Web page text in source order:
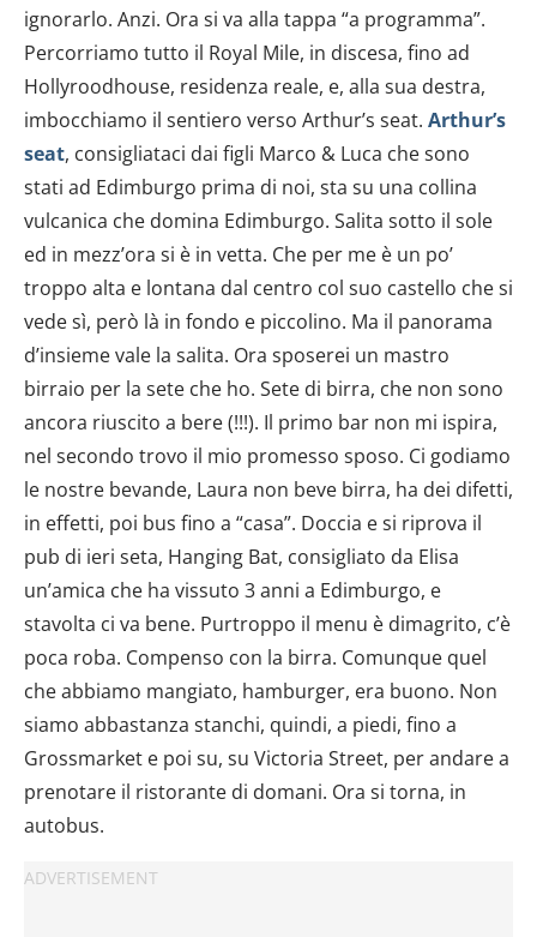
ignorarlo. Anzi. Ora si va alla tappa “a programma”.
Percorriamo tutto il Royal Mile, in discesa, fino ad
Hollyroodhouse, residenza reale, e, alla sua destra,
imbocchiamo il sentiero verso Arthur’s seat. Arthur’s
seat, consigliataci dai figli Marco & Luca che sono
stati ad Edimburgo prima di noi, sta su una collina
vulcanica che domina Edimburgo. Salita sotto il sole
ed in mezz’ora si è in vetta. Che per me è un po’
troppo alta e lontana dal centro col suo castello che si
vede sì, però là in fondo e piccolino. Ma il panorama
d’insieme vale la salita. Ora sposerei un mastro
birraio per la sete che ho. Sete di birra, che non sono
ancora riuscito a bere (!!!). Il primo bar non mi ispira,
nel secondo trovo il mio promesso sposo. Ci godiamo
le nostre bevande, Laura non beve birra, ha dei difetti,
in effetti, poi bus fino a “casa”. Doccia e si riprova il
pub di ieri seta, Hanging Bat, consigliato da Elisa
un’amica che ha vissuto 3 anni a Edimburgo, e
stavolta ci va bene. Purtroppo il menu è dimagrito, c’è
poca roba. Compenso con la birra. Comunque quel
che abbiamo mangiato, hamburger, era buono. Non
siamo abbastanza stanchi, quindi, a piedi, fino a
Grossmarket e poi su, su Victoria Street, per andare a
prenotare il ristorante di domani. Ora si torna, in
autobus.